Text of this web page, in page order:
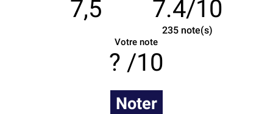
7,5 7.4/10
235note(s)
Votre note
/10
Noter